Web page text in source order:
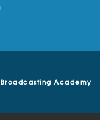
Broadcasting Academy